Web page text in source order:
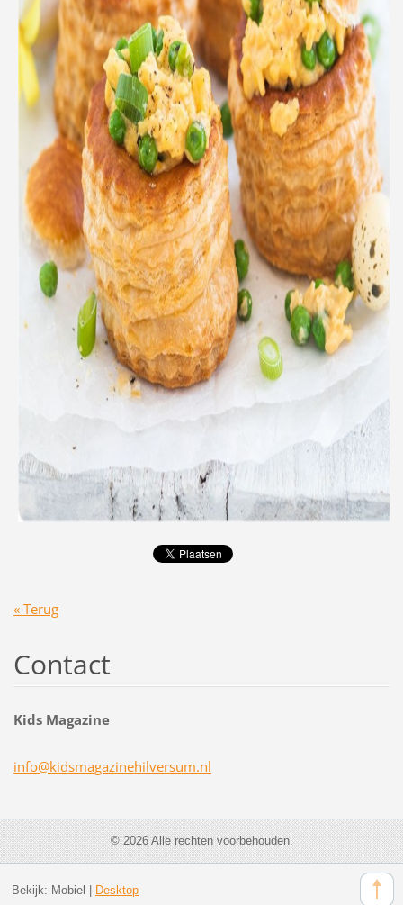
« Terug
Contact
Kids Magazine
info@kidsmagazinehilversum.nl
© 2026 Alle rechten voorbehouden.
Bekijk: Mobiel Desktop